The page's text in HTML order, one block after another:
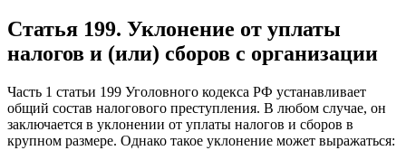
Статья 199. Уклонение от уплаты
налогов и (или) сборов с организации
Часть 1 статьи 199 Уголовного кодекса РФ устанавливает
общий состав налогового преступления. В любом случае, он
заключается в уклонении от уплаты налогов и сборов в
крупном размере. Однако такое уклонение может выражаться: